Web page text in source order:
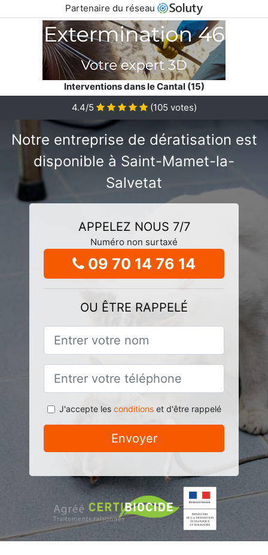
Partenaire du réseau
Interventions dans le Cantal (15)
4.4/5
(105 votes)
Notre entreprise de dératisation est
disponible à Saint-Mamet-la-
Salvetat
APPELEZ NOUS 7/7
Numéro non surtaxé
09 70 14 76 14
OU ÊTRE RAPPELÉ
J'accepte les conditionset d'être rappelé
Envoyer